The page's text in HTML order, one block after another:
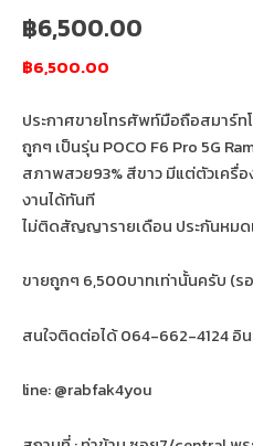
฿6,500.00
฿6,500.00
ประกาศขายโทรศัพท์มือถือสมาร์ท
ถูกๆ เป็นรุ่น POCO F6 Pro 5G
สภาพสวย93% สีขาว มีแต่ตัวเครื่
งานได้ทันที
ไม่ติดสัญญารายเดือน ประกันหมด
ขายถูกๆ 6,500บาทเท่านั้นครับ (รอ
สนใจติดต่อได้ 064-662-4124 อิ
line: @rabfak4you